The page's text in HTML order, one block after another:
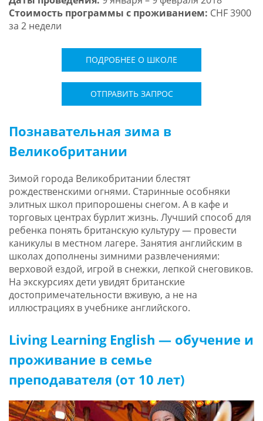
Стоимость программы с проживанием: CHF 3900
за 2 недели
ПОДРОБНЕЕ О ШКОЛЕ
ОТПРАВИТЬ ЗАПРОС
Познавательная зима в
Великобритании
Зимой города Великобритании блестят
рождественскими огнями. Старинные особняки
элитных школ припорошены снегом. А в кафе и
торговых центрах бурлит жизнь. Лучший способ для
ребенка понять британскую культуру — провести
каникулы в местном лагере. Занятия английским в
школах дополнены зимними развлечениями:
верховой ездой, игрой в снежки, лепкой снеговиков.
На экскурсиях дети увидят британские
достопримечательности вживую, а не на
иллюстрациях в учебнике английского.
Living Learning English — обучение и
проживание в семье
преподавателя (от 10 лет)